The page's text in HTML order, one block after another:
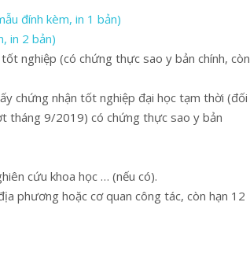
đính kèm, in 1 bản)
in 2 bản)
nghiệp (có chứng thực sao y bản chính, còn
chứng nhận tốt nghiệp đại học tạm thời (đối
tháng 9/2019) có chứng thực sao y bản
cứu khoa học … (nếu có).
phương hoặc cơ quan công tác, còn hạn 12